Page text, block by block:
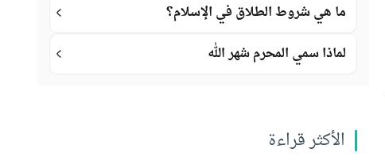
ما هي شروط الطلاق في الإسلام؟
لماذا سمي المحرم شهر الله
الأكثر قراءة